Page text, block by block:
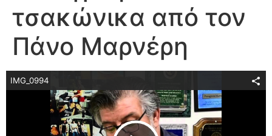
τσακώνικα από τον
Πάνο Μαρνέρη
IMG_0994